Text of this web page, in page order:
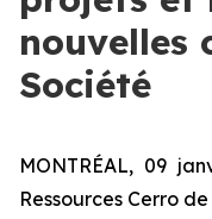
nouvelles
Société
MONTRÉAL, 09
Ressources Cerro